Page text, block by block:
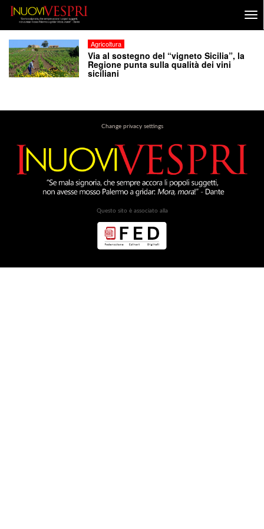
Agricoltura
Via al sostegno del “vigneto Sicilia”, la
Regione punta sulla qualità dei vini
siciliani
Change privacy settings
Questo sito è associato alla